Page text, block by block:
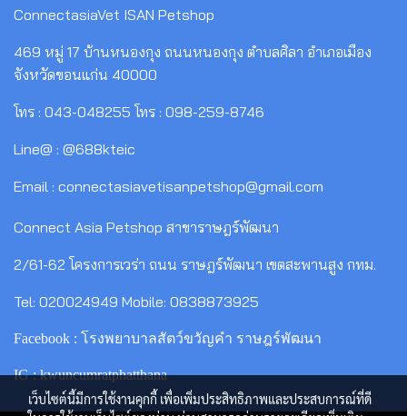
ConnectasiaVet ISAN Petshop
469 หมู่ 17 บ้านหนองกุง ถนนหนองกุง ตำบลศิลา อำเภอเมือง
จังหวัดขอนแก่น 40000
โทร : 043-048255 โทร : 098-259-8746
Line@ : @688kteic
Email : connectasiavetisanpetshop@gmail.com
Connect Asia Petshop สาขาราษฎร์พัฒนา
2/61-62 โครงการเวร่า ถนน ราษฎร์พัฒนา เขตสะพานสูง กทม.
Tel: 020024949 Mobile: 0838873925
Facebook : โรงพยาบาลสัตว์ขวัญคำ ราษฎร์พัฒนา
IG : kwuncumratphatthana
เว็บไซต์นี้มีการใช้งานคุกกี้ เพื่อเพิ่มประสิทธิภาพและประสบการณ์ที่ดี